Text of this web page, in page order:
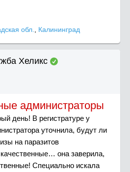
обл., Калининград
Хеликс
администраторы
день! В регистратуре у
уточнила, будут ли
на паразитов
она заверила,
Специально искала